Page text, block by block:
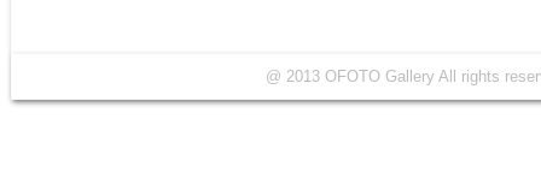
@ 2013 OFOTO Gallery All rights